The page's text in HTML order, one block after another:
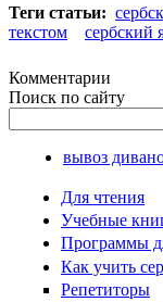
Теги статьи:
текстом
сербский
Комментарии
Поиск по сайту
вывоз
Для чтения
Учебные
Программы
Как учить
Репетиторы